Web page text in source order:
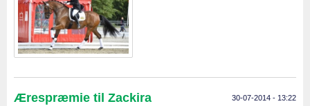
Ærespræmie til Zackira 30-07-2014 - 13:22